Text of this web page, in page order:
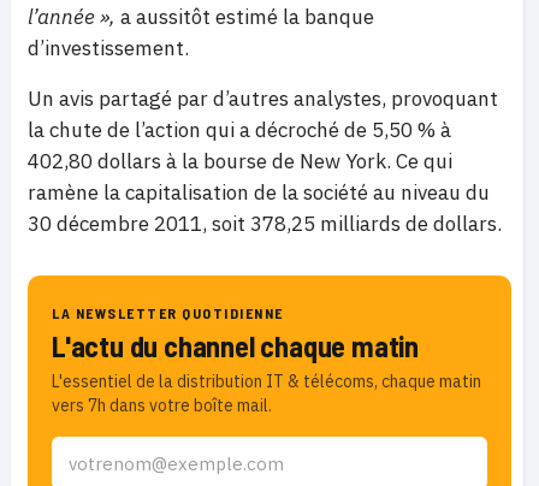
l’année », a aussitôt estimé la banque
d’investissement.
Un avis partagé par d’autres analystes, provoquant
la chute de l’action qui a décroché de 5,50 % à
402,80 dollars à la bourse de New York. Ce qui
ramène la capitalisation de la société au niveau du
30 décembre 2011, soit 378,25 milliards de dollars.
LA NEWSLETTER QUOTIDIENNE
L'actu du channel chaque matin
L'essentiel de la distribution IT & télécoms, chaque matin
vers 7h dans votre boîte mail.